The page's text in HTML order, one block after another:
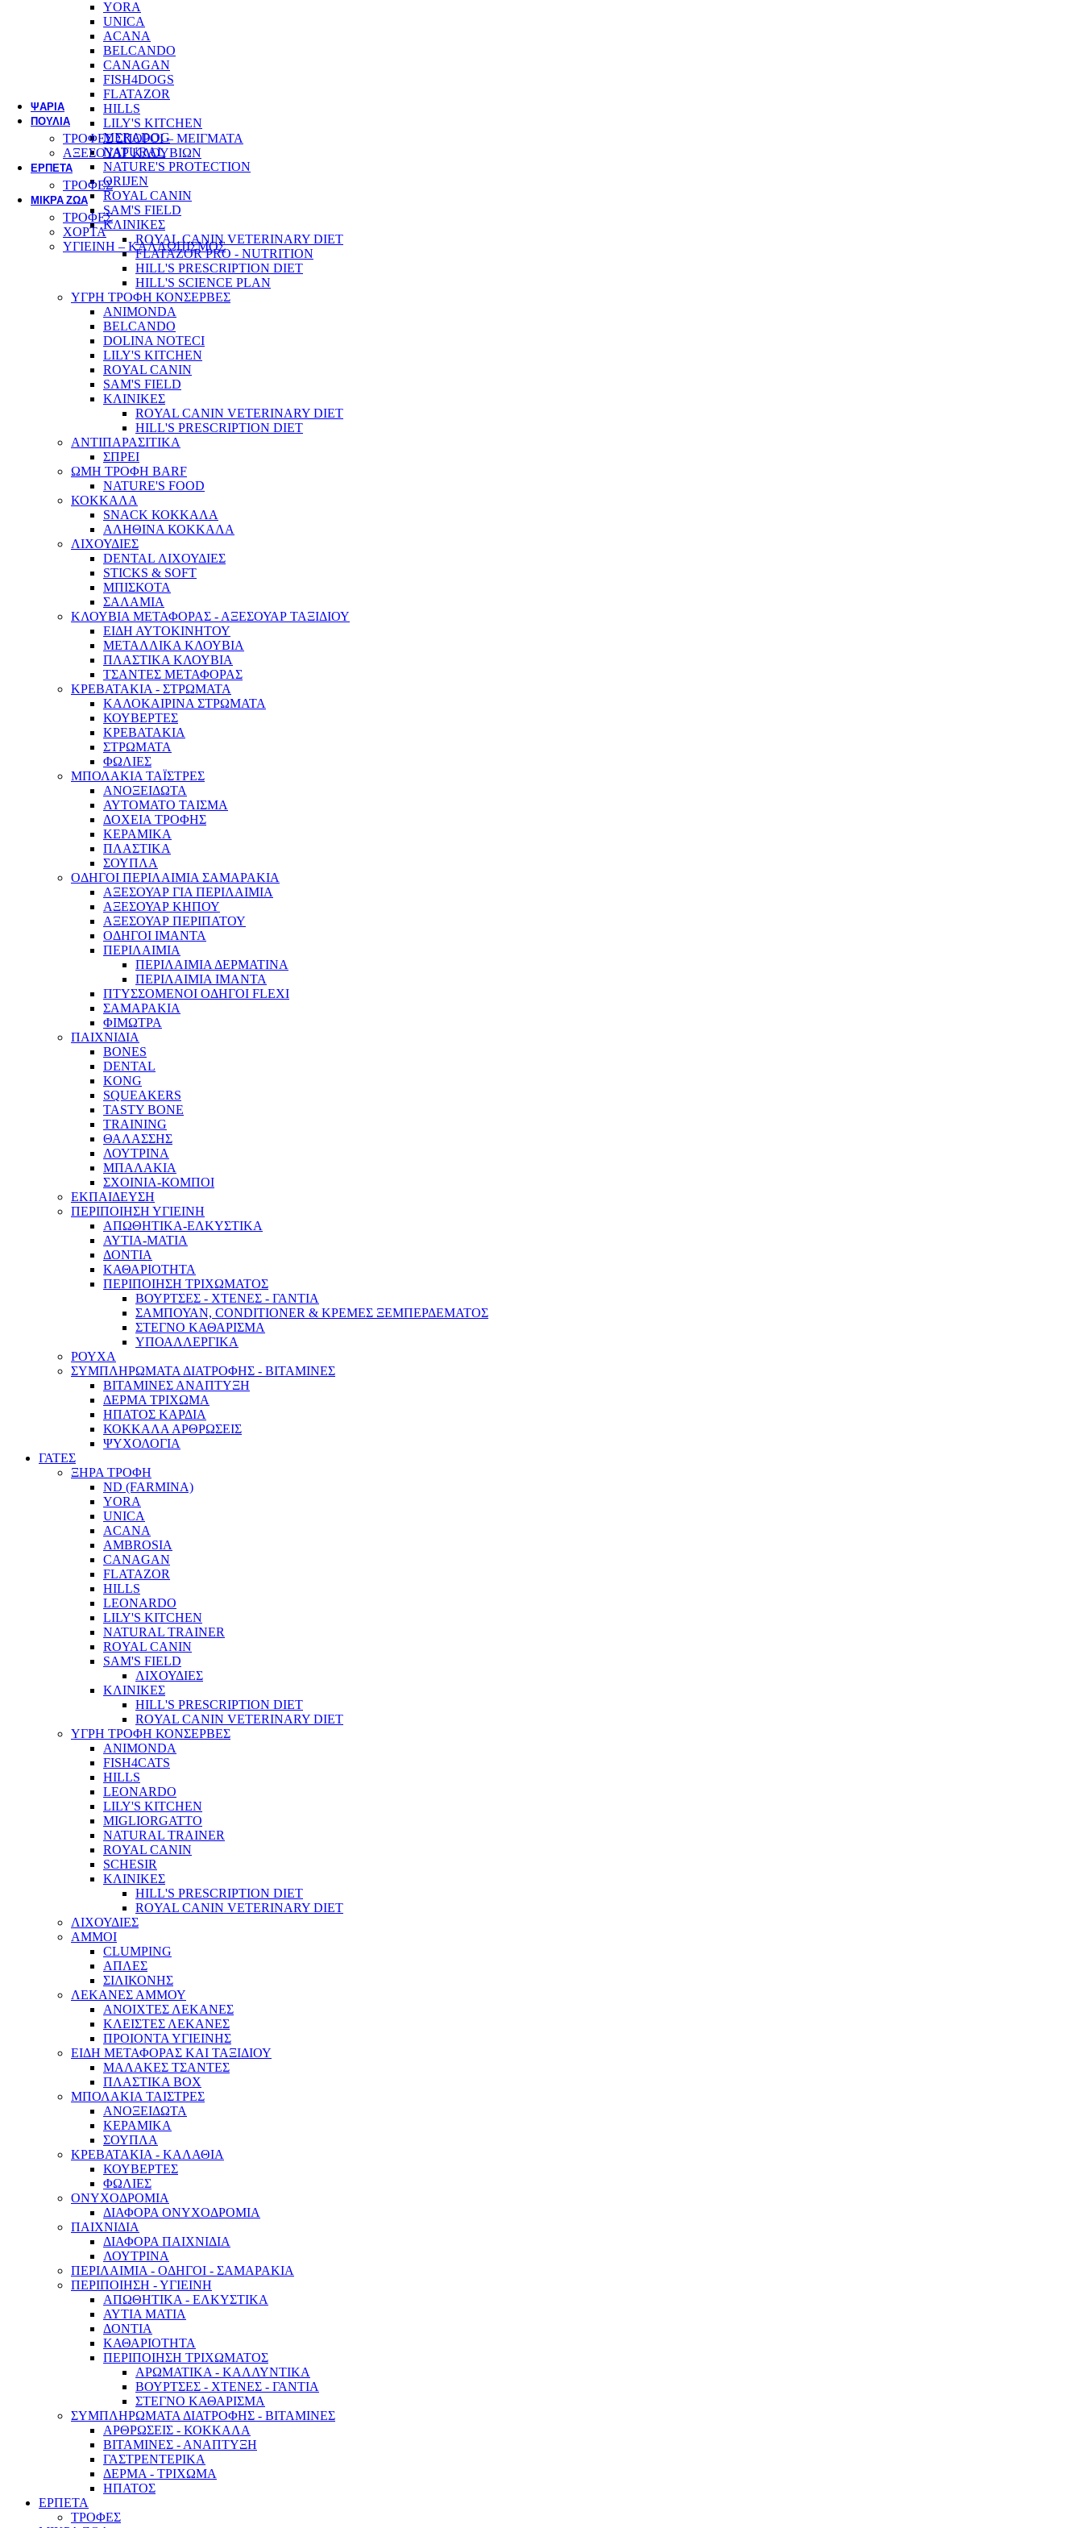
ΣΥΜΠΛΗΡΩΜΑΤΑ ΔΙΑΤΡΟΦΗΣ - ΒΙΤΑΜΙΝΕΣ
ΠΕΡΙΠΟΙΗΣΗ ΥΓΙΕΙΝΗ
ΕΚΠΑΙΔΕΥΣΗ
ΨΑΡΙΑ
ΠΟΥΛΙΑ
ΤΡΟΦΕΣ ΣΠΟΡΟΙ – ΜΕΙΓΜΑΤΑ
ΑΞΕΣΟΥΑΡ ΚΛΟΥΒΙΩΝ
ΕΡΠΕΤΑ
ΤΡΟΦΕΣ
ΜΙΚΡΑ ΖΩΑ
ΤΡΟΦΕΣ
ΧΟΡΤΑ
ΥΓΙΕΙΝΗ – ΚΑΛΛΩΠΙΣΜΟΣ
YORA
UNICA
ACANA
BELCANDO
CANAGAN
FISH4DOGS
FLATAZOR
HILLS
LILY'S KITCHEN
MERADOG
NATURAL
NATURE'S PROTECTION
ORIJEN
ROYAL CANIN
SAM'S FIELD
ΚΛΙΝΙΚΕΣ
ROYAL CANIN VETERINARY DIET
FLATAZOR PRO - NUTRITION
HILL'S PRESCRIPTION DIET
HILL'S SCIENCE PLAN
ΥΓΡΗ ΤΡΟΦΗ ΚΟΝΣΕΡΒΕΣ
ANIMONDA
BELCANDO
DOLINA NOTECI
LILY'S KITCHEN
ROYAL CANIN
SAM'S FIELD
ΚΛΙΝΙΚΕΣ
ROYAL CANIN VETERINARY DIET
HILL'S PRESCRIPTION DIET
ΑΝΤΙΠΑΡΑΣΙΤΙΚΑ
ΣΠΡΕΙ
ΩΜΗ ΤΡΟΦΗ BARF
NATURE'S FOOD
ΚΟΚΚΑΛΑ
SNACK ΚΟΚΚΑΛΑ
ΑΛΗΘΙΝΑ ΚΟΚΚΑΛΑ
ΛΙΧΟΥΔΙΕΣ
DENTAL ΛΙΧΟΥΔΙΕΣ
STICKS & SOFT
ΜΠΙΣΚΟΤΑ
ΣΑΛΑΜΙΑ
ΚΛΟΥΒΙΑ ΜΕΤΑΦΟΡΑΣ - ΑΞΕΣΟΥΑΡ ΤΑΞΙΔΙΟΥ
ΕΙΔΗ ΑΥΤΟΚΙΝΗΤΟΥ
ΜΕΤΑΛΛΙΚΑ ΚΛΟΥΒΙΑ
ΠΛΑΣΤΙΚΑ ΚΛΟΥΒΙΑ
ΤΣΑΝΤΕΣ ΜΕΤΑΦΟΡΑΣ
ΚΡΕΒΑΤΑΚΙΑ - ΣΤΡΩΜΑΤΑ
ΚΑΛΟΚΑΙΡΙΝΑ ΣΤΡΩΜΑΤΑ
ΚΟΥΒΕΡΤΕΣ
ΚΡΕΒΑΤΑΚΙΑ
ΣΤΡΩΜΑΤΑ
ΦΩΛΙΕΣ
ΜΠΟΛΑΚΙΑ ΤΑΪΣΤΡΕΣ
ΑΝΟΞΕΙΔΩΤΑ
ΑΥΤΟΜΑΤΟ ΤΑΙΣΜΑ
ΔΟΧΕΙΑ ΤΡΟΦΗΣ
ΚΕΡΑΜΙΚΑ
ΠΛΑΣΤΙΚΑ
ΣΟΥΠΛΑ
ΟΔΗΓΟΙ ΠΕΡΙΛΑΙΜΙΑ ΣΑΜΑΡΑΚΙΑ
ΑΞΕΣΟΥΑΡ ΓΙΑ ΠΕΡΙΛΑΙΜΙΑ
ΑΞΕΣΟΥΑΡ ΚΗΠΟΥ
ΑΞΕΣΟΥΑΡ ΠΕΡΙΠΑΤΟΥ
ΟΔΗΓΟΙ ΙΜΑΝΤΑ
ΠΕΡΙΛΑΙΜΙΑ
ΠΕΡΙΛΑΙΜΙΑ ΔΕΡΜΑΤΙΝΑ
ΠΕΡΙΛΑΙΜΙΑ ΙΜΑΝΤΑ
ΠΤΥΣΣΟΜΕΝΟΙ ΟΔΗΓΟΙ FLEXI
ΣΑΜΑΡΑΚΙΑ
ΦΙΜΩΤΡΑ
ΠΑΙΧΝΙΔΙΑ
BONES
DENTAL
KONG
SQUEAKERS
TASTY BONE
TRAINING
ΘΑΛΑΣΣΗΣ
ΛΟΥΤΡΙΝΑ
ΜΠΑΛΑΚΙΑ
ΣΧΟΙΝΙΑ-ΚΟΜΠΟΙ
ΕΚΠΑΙΔΕΥΣΗ
ΠΕΡΙΠΟΙΗΣΗ ΥΓΙΕΙΝΗ
ΑΠΩΘΗΤΙΚΑ-ΕΛΚΥΣΤΙΚΑ
ΑΥΤΙΑ-ΜΑΤΙΑ
ΔΟΝΤΙΑ
ΚΑΘΑΡΙΟΤΗΤΑ
ΠΕΡΙΠΟΙΗΣΗ ΤΡΙΧΩΜΑΤΟΣ
ΒΟΥΡΤΣΕΣ - ΧΤΕΝΕΣ - ΓΑΝΤΙΑ
ΣΑΜΠΟΥΑΝ, CONDITIONER & ΚΡΕΜΕΣ ΞΕΜΠΕΡΔΕΜΑΤΟΣ
ΣΤΕΓΝΟ ΚΑΘΑΡΙΣΜΑ
ΥΠΟΑΛΛΕΡΓΙΚΑ
ΡΟΥΧΑ
ΣΥΜΠΛΗΡΩΜΑΤΑ ΔΙΑΤΡΟΦΗΣ - ΒΙΤΑΜΙΝΕΣ
ΒΙΤΑΜΙΝΕΣ ΑΝΑΠΤΥΞΗ
ΔΕΡΜΑ ΤΡΙΧΩΜΑ
ΗΠΑΤΟΣ ΚΑΡΔΙΑ
ΚΟΚΚΑΛΑ ΑΡΘΡΩΣΕΙΣ
ΨΥΧΟΛΟΓΙΑ
ΓΑΤΕΣ
ΞΗΡΑ ΤΡΟΦΗ
ND (FARMINA)
YORA
UNICA
ACANA
AMBROSIA
CANAGAN
FLATAZOR
HILLS
LEONARDO
LILY'S KITCHEN
NATURAL TRAINER
ROYAL CANIN
SAM'S FIELD
ΛΙΧΟΥΔΙΕΣ
ΚΛΙΝΙΚΕΣ
HILL'S PRESCRIPTION DIET
ROYAL CANIN VETERINARY DIET
ΥΓΡΗ ΤΡΟΦΗ ΚΟΝΣΕΡΒΕΣ
ANIMONDA
FISH4CATS
HILLS
LEONARDO
LILY'S KITCHEN
MIGLIORGATTO
NATURAL TRAINER
ROYAL CANIN
SCHESIR
ΚΛΙΝΙΚΕΣ
HILL'S PRESCRIPTION DIET
ROYAL CANIN VETERINARY DIET
ΛΙΧΟΥΔΙΕΣ
ΑΜΜΟΙ
CLUMPING
ΑΠΛΕΣ
ΣΙΛΙΚΟΝΗΣ
ΛΕΚΑΝΕΣ ΑΜΜΟΥ
ΑΝΟΙΧΤΕΣ ΛΕΚΑΝΕΣ
ΚΛΕΙΣΤΕΣ ΛΕΚΑΝΕΣ
ΠΡΟΙΟΝΤΑ ΥΓΙΕΙΝΗΣ
ΕΙΔΗ ΜΕΤΑΦΟΡΑΣ ΚΑΙ ΤΑΞΙΔΙΟΥ
ΜΑΛΑΚΕΣ ΤΣΑΝΤΕΣ
ΠΛΑΣΤΙΚΑ BOX
ΜΠΟΛΑΚΙΑ ΤΑΙΣΤΡΕΣ
ΑΝΟΞΕΙΔΩΤΑ
ΚΕΡΑΜΙΚΑ
ΣΟΥΠΛΑ
ΚΡΕΒΑΤΑΚΙΑ - ΚΑΛΑΘΙΑ
ΚΟΥΒΕΡΤΕΣ
ΦΩΛΙΕΣ
ΟΝΥΧΟΔΡΟΜΙΑ
ΔΙΑΦΟΡΑ ΟΝΥΧΟΔΡΟΜΙΑ
ΠΑΙΧΝΙΔΙΑ
ΔΙΑΦΟΡΑ ΠΑΙΧΝΙΔΙΑ
ΛΟΥΤΡΙΝΑ
ΠΕΡΙΛΑΙΜΙΑ - ΟΔΗΓΟΙ - ΣΑΜΑΡΑΚΙΑ
ΠΕΡΙΠΟΙΗΣΗ - ΥΓΙΕΙΝΗ
ΑΠΩΘΗΤΙΚΑ - ΕΛΚΥΣΤΙΚΑ
ΑΥΤΙΑ ΜΑΤΙΑ
ΔΟΝΤΙΑ
ΚΑΘΑΡΙΟΤΗΤΑ
ΠΕΡΙΠΟΙΗΣΗ ΤΡΙΧΩΜΑΤΟΣ
ΑΡΩΜΑΤΙΚΑ - ΚΑΛΛΥΝΤΙΚΑ
ΒΟΥΡΤΣΕΣ - ΧΤΕΝΕΣ - ΓΑΝΤΙΑ
ΣΤΕΓΝΟ ΚΑΘΑΡΙΣΜΑ
ΣΥΜΠΛΗΡΩΜΑΤΑ ΔΙΑΤΡΟΦΗΣ - ΒΙΤΑΜΙΝΕΣ
ΑΡΘΡΩΣΕΙΣ - ΚΟΚΚΑΛΑ
ΒΙΤΑΜΙΝΕΣ - ΑΝΑΠΤΥΞΗ
ΓΑΣΤΡΕΝΤΕΡΙΚΑ
ΔΕΡΜΑ - ΤΡΙΧΩΜΑ
ΗΠΑΤΟΣ
ΕΡΠΕΤΑ
ΤΡΟΦΕΣ